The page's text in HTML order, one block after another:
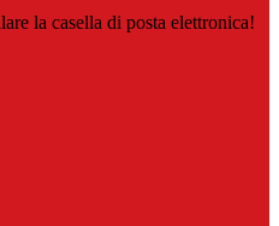
la casella di posta elettronica!